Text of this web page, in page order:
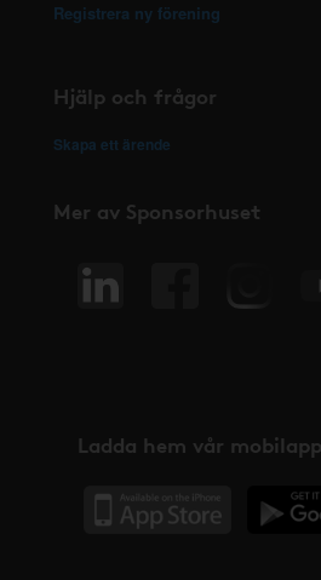
Registrera ny förening
Hjälp och frågor
Skapa ett ärende
Mer av Sponsorhuset
Ladda hem vår mobilapp